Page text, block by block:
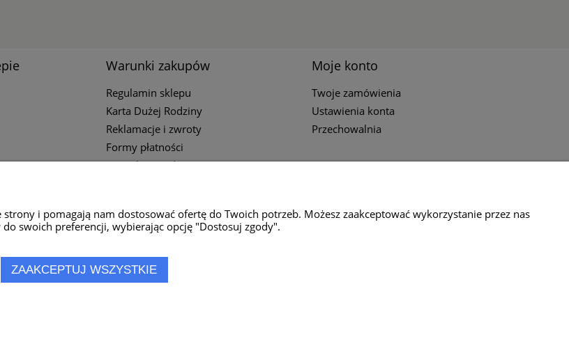
Warunki zakupów
Regulamin sklepu
Karta Dużej Rodziny
Reklamacje i zwroty
Formy płatności
Czas i koszty dostawy
Moje konto
Twoje zamówienia
Ustawienia konta
Przechowalnia
i pomagają nam dostosować ofertę do Twoich potrzeb. Możesz zaakceptować wykorzystanie przez nas
swoich preferencji, wybierając opcję "Dostosuj zgody".
ZAAKCEPTUJ WSZYSTKIE